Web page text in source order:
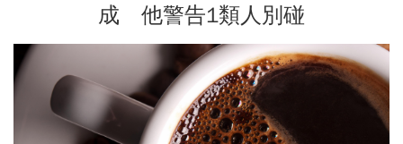
成 他警告1類人別碰